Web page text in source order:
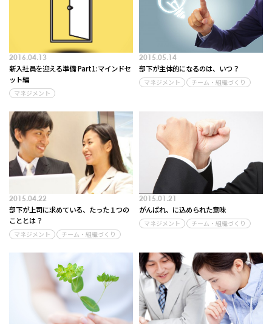
2016.04.13
新入社員を迎える準備 Part1:マインドセ
ット編
マネジメント
2015.05.14
部下が主体的になるのは、いつ？
マネジメント チーム・組織づくり
2015.04.22
部下が上司に求めている、たった１つの
こととは？
マネジメント チーム・組織づくり
2015.01.21
がんばれ、に込められた意味
マネジメント チーム・組織づくり